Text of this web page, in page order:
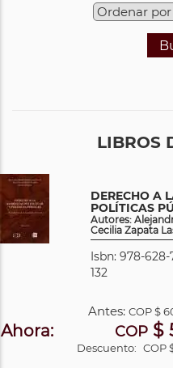
LIBROS
DERECHO A
POLÍTICAS
Autores:
Cecilia Zapata
Isbn: 978-
132
Antes:COP$
Ahora: COP $
Descuento: COP